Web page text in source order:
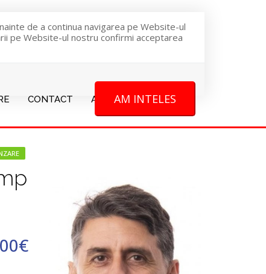
de a continua navigarea pe Website-ul
pe Website-ul nostru confirmi acceptarea
AM INTELES
CONTACT ADAUGA PROPRIETATE